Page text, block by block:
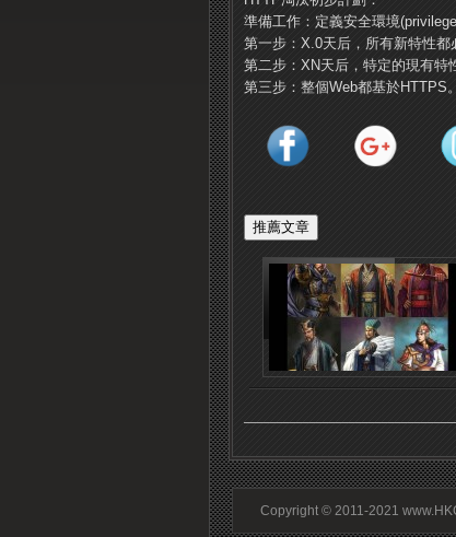
準備工作：定義安全環境
第一步：X.0天后，所有新特性都
第二步：XN天后，特定的現有特
第三步：整個Web都基於HTTPS。
Copyright © 2011-2021